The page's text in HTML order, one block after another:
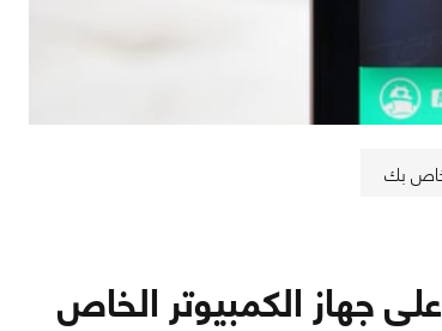
كيفية فتح رسائل أندرويد Android Messages على جهاز الكمبيوتر الخاص